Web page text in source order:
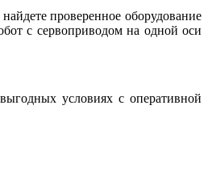
проверенное оборудование
с сервоприводом на одной оси
условиях с оперативной